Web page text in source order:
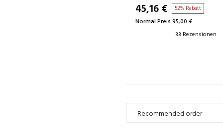
45,16 € 52% Rabatt
Normal Preis 95,00 €
33 Rezensionen